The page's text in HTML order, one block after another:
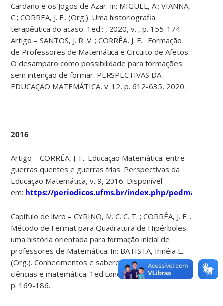
Cardano e os Jogos de Azar. In: MIGUEL, A.; VIANNA,
C.; CORREA, J. F.. (Org.). Uma historiografia
terapêutica do acaso. 1ed.: , 2020, v. , p. 155-174.
Artigo – SANTOS, J. R. V. ; CORRÊA, J. F. . Formação
de Professores de Matemática e Circuito de Afetos:
O desamparo como possibilidade para formações
sem intenção de formar. PERSPECTIVAS DA
EDUCAÇÃO MATEMÁTICA, v. 12, p. 612-635, 2020.
2016
Artigo – CORRÊA, J. F.. Educação Matemática: entre
guerras quentes e guerras frias. Perspectivas da
Educação Matemática, v. 9, 2016. Disponível
em: https://periodicos.ufms.br/index.php/pedmat/
Capítulo de livro – CYRINO, M. C. C. T. ; CORRÊA, J. F. .
Método de Fermat para Quadratura de Hipérboles:
uma história orientada para formação inicial de
professores de Matemática. In: BATISTA, Irinéia L..
(Org.). Conhecimentos e saberes na educação em
ciências e matemática. 1ed.Londrina: UEL, 2016, v. ,
p. 169-186.